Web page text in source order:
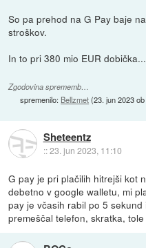
So pa prehod na G Pay baje
stroškov.
In to pri 380 mio EUR dobička...
Zgodovina sprememb…
spremenilo: Bellzmet(23. jun 2023
Sheteentz
::23. jun 2023, 11:10
G pay je pri plačilih hitrejši kot
debetno v google walletu, mi
pay je včasih rabil po 5
premeščal telefon, skratka,